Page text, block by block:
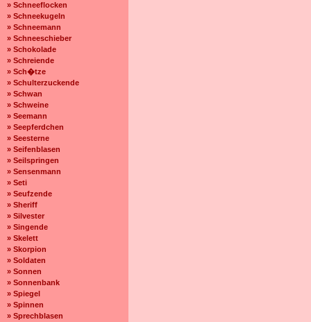
» Schneeflocken
» Schneekugeln
» Schneemann
» Schneeschieber
» Schokolade
» Schreiende
» Sch�tze
» Schulterzuckende
» Schwan
» Schweine
» Seemann
» Seepferdchen
» Seesterne
» Seifenblasen
» Seilspringen
» Sensenmann
» Seti
» Seufzende
» Sheriff
» Silvester
» Singende
» Skelett
» Skorpion
» Soldaten
» Sonnen
» Sonnenbank
» Spiegel
» Spinnen
» Sprechblasen